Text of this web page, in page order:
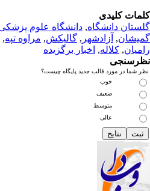
کلیدی
دانشگاه,دانشگاه علوم پزشکی
,آزادشهر, گالیکش, مراوه تپه,
,کلاله,اخبار برگزیده
شما در مورد قالب جدید پایگاه چیست؟
خوب
ضعیف
متوسط
عالی